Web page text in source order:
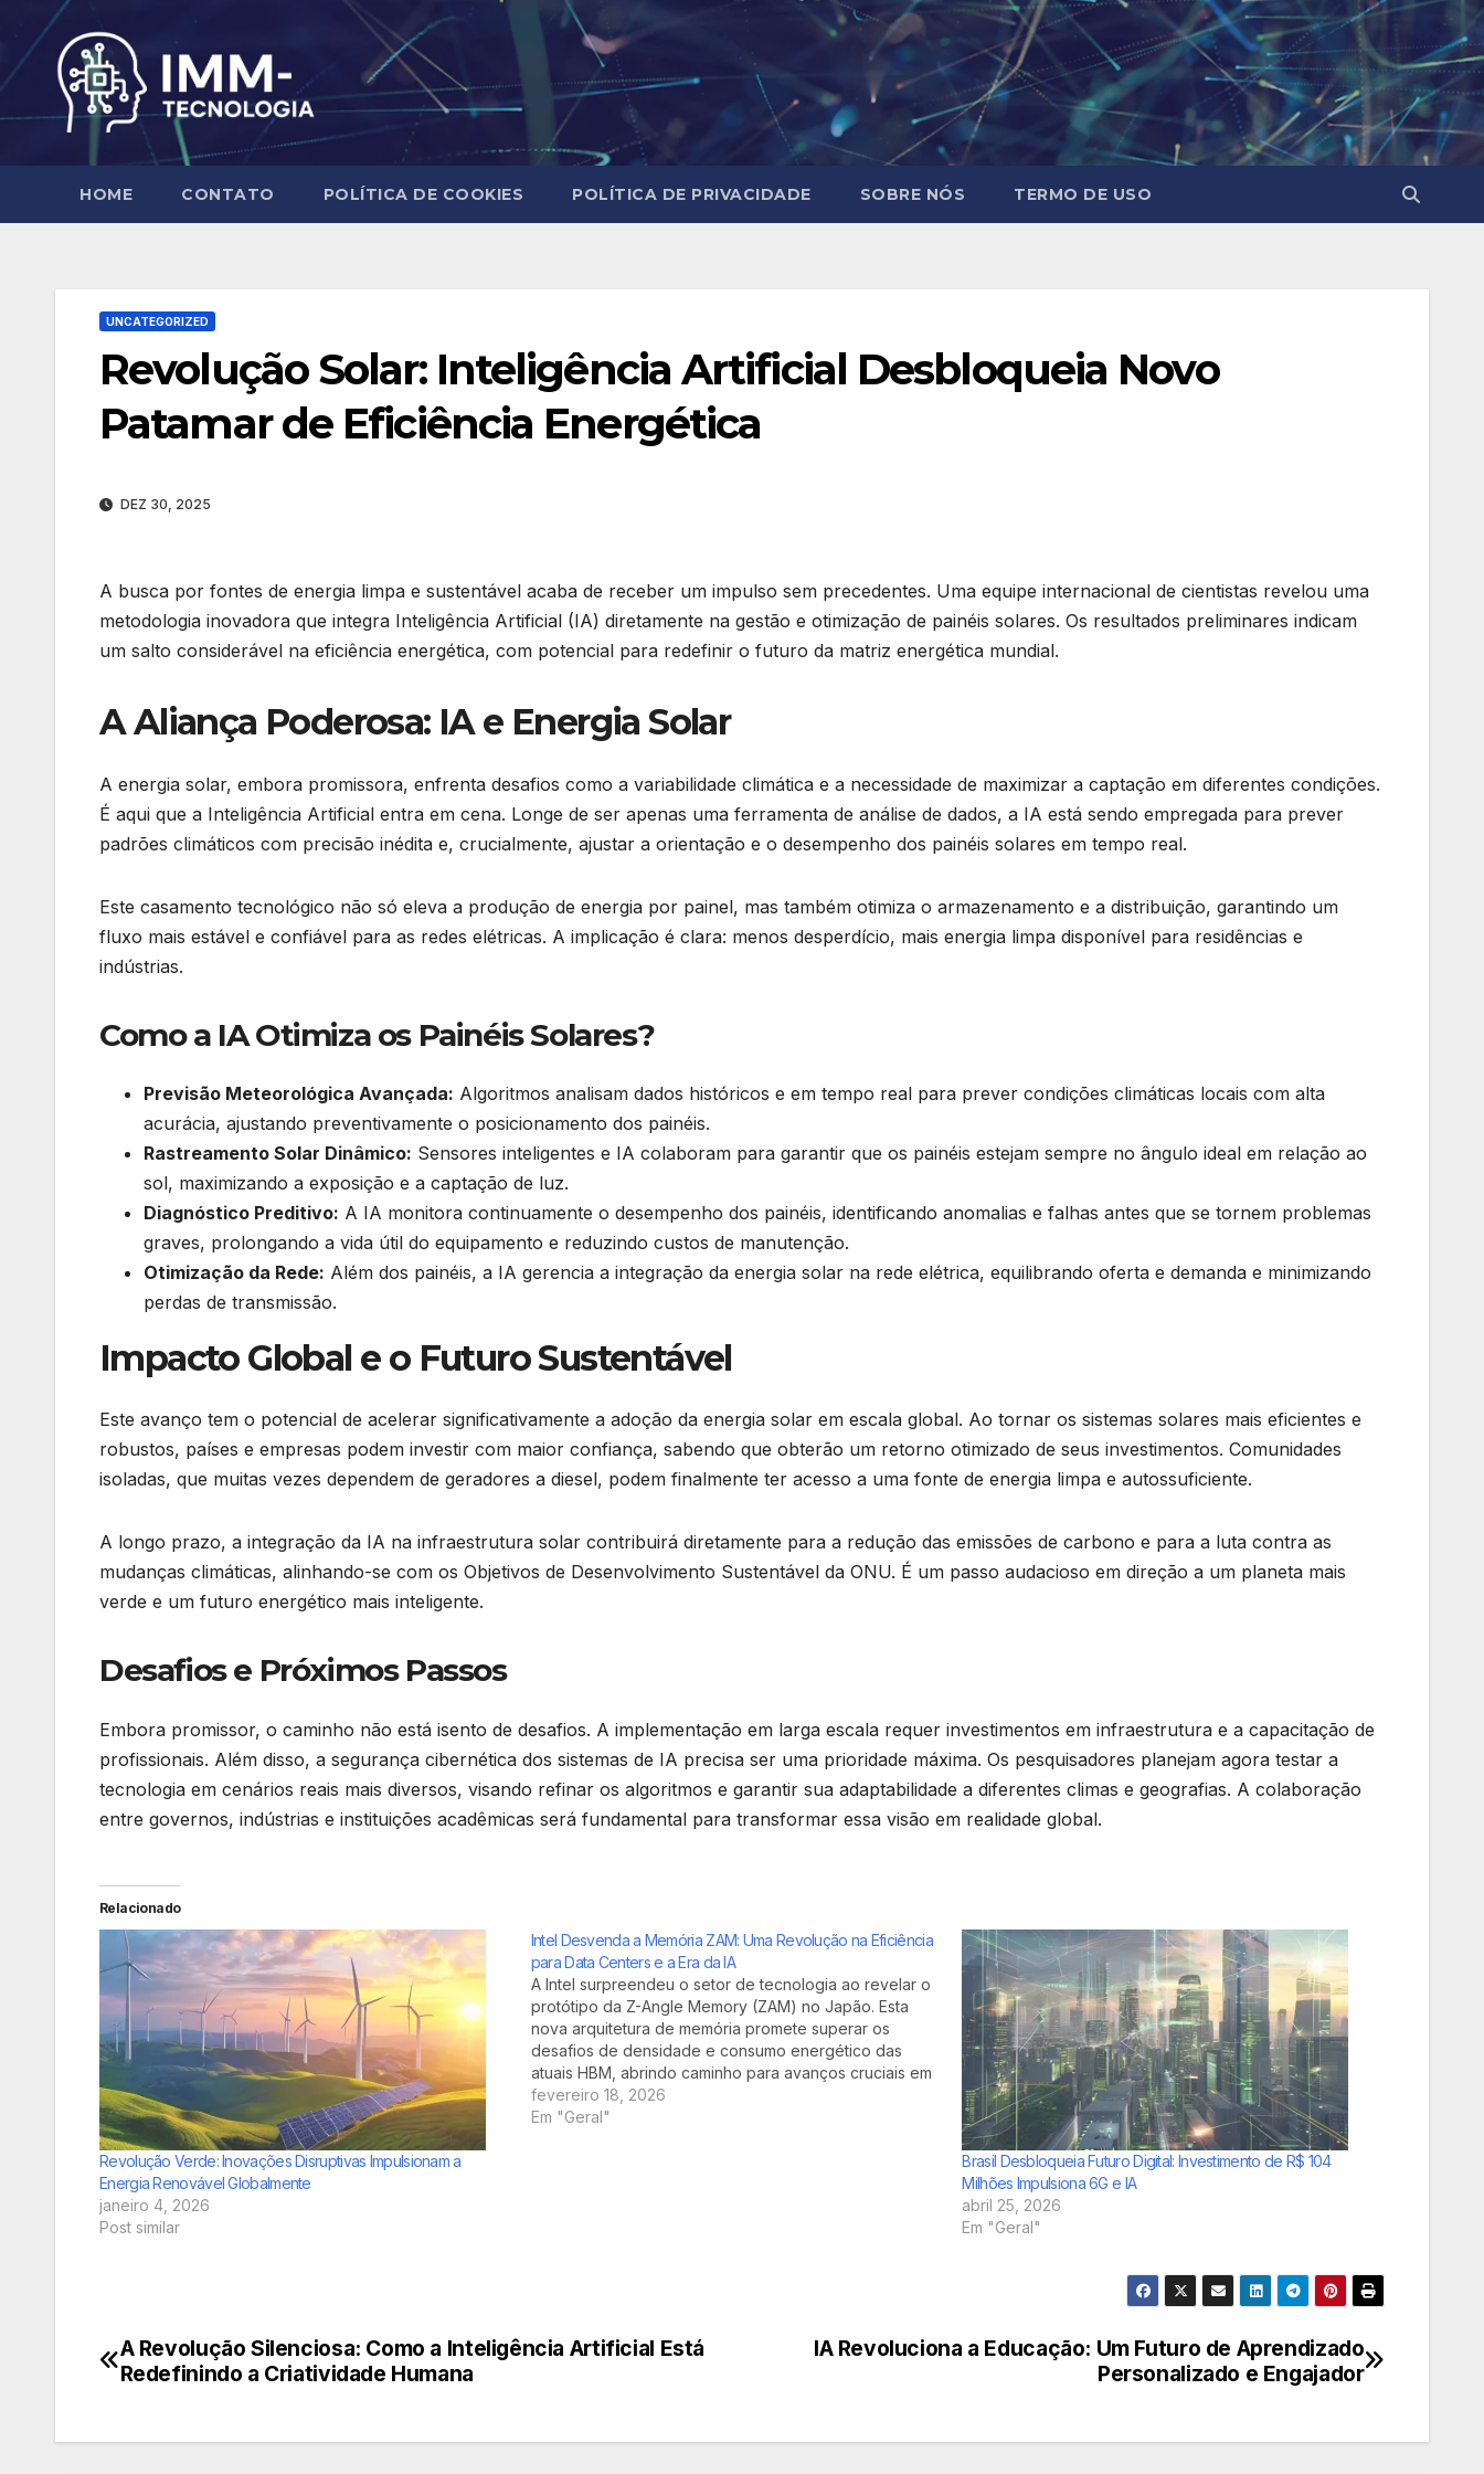
content
HOME CONTATO POLÍTICA DE COOKIES POLÍTICA DE PRIVACIDADE SOBRE NÓS TERMO DE USO
UNCATEGORIZED
Revolução Solar: Inteligência Artificial Desbloqueia Novo
Patamar de Eficiência Energética
DEZ 30, 2025
A busca por fontes de energia limpa e sustentável acaba de receber um impulso sem precedentes. Uma equipe internacional de cientistas revelou uma
metodologia inovadora que integra Inteligência Artificial (IA) diretamente na gestão e otimização de painéis solares. Os resultados preliminares indicam
um salto considerável na eficiência energética, com potencial para redefinir o futuro da matriz energética mundial.
A Aliança Poderosa: IA e Energia Solar
A energia solar, embora promissora, enfrenta desafios como a variabilidade climática e a necessidade de maximizar a captação em diferentes condições.
É aqui que a Inteligência Artificial entra em cena. Longe de ser apenas uma ferramenta de análise de dados, a IA está sendo empregada para prever
padrões climáticos com precisão inédita e, crucialmente, ajustar a orientação e o desempenho dos painéis solares em tempo real.
Este casamento tecnológico não só eleva a produção de energia por painel, mas também otimiza o armazenamento e a distribuição, garantindo um
fluxo mais estável e confiável para as redes elétricas. A implicação é clara: menos desperdício, mais energia limpa disponível para residências e
indústrias.
Como a IA Otimiza os Painéis Solares?
Previsão Meteorológica Avançada: Algoritmos analisam dados históricos e em tempo real para prever condições climáticas locais com alta
acurácia, ajustando preventivamente o posicionamento dos painéis.
Rastreamento Solar Dinâmico: Sensores inteligentes e IA colaboram para garantir que os painéis estejam sempre no ângulo ideal em relação ao
sol, maximizando a exposição e a captação de luz.
Diagnóstico Preditivo: A IA monitora continuamente o desempenho dos painéis, identificando anomalias e falhas antes que se tornem problemas
graves, prolongando a vida útil do equipamento e reduzindo custos de manutenção.
Otimização da Rede: Além dos painéis, a IA gerencia a integração da energia solar na rede elétrica, equilibrando oferta e demanda e minimizando
perdas de transmissão.
Impacto Global e o Futuro Sustentável
Este avanço tem o potencial de acelerar significativamente a adoção da energia solar em escala global. Ao tornar os sistemas solares mais eficientes e
robustos, países e empresas podem investir com maior confiança, sabendo que obterão um retorno otimizado de seus investimentos. Comunidades
isoladas, que muitas vezes dependem de geradores a diesel, podem finalmente ter acesso a uma fonte de energia limpa e autossuficiente.
A longo prazo, a integração da IA na infraestrutura solar contribuirá diretamente para a redução das emissões de carbono e para a luta contra as
mudanças climáticas, alinhando-se com os Objetivos de Desenvolvimento Sustentável da ONU. É um passo audacioso em direção a um planeta mais
verde e um futuro energético mais inteligente.
Desafios e Próximos Passos
Embora promissor, o caminho não está isento de desafios. A implementação em larga escala requer investimentos em infraestrutura e a capacitação de
profissionais. Além disso, a segurança cibernética dos sistemas de IA precisa ser uma prioridade máxima. Os pesquisadores planejam agora testar a
tecnologia em cenários reais mais diversos, visando refinar os algoritmos e garantir sua adaptabilidade a diferentes climas e geografias. A colaboração
entre governos, indústrias e instituições acadêmicas será fundamental para transformar essa visão em realidade global.
Relacionado
Revolução Verde: Inovações Disruptivas Impulsionam a
Energia Renovável Globalmente
janeiro 4, 2026
Post similar
Intel Desvenda a Memória ZAM: Uma Revolução na Eficiência
para Data Centers e a Era da IA
A Intel surpreendeu o setor de tecnologia ao revelar o
protótipo da Z-Angle Memory (ZAM) no Japão. Esta
nova arquitetura de memória promete superar os
desafios de densidade e consumo energético das
atuais HBM, abrindo caminho para avanços cruciais em
data centers, inteligência artificial e computação de alta
performance. Desenvolvida…
fevereiro 18, 2026
Em "Geral"
Brasil Desbloqueia Futuro Digital: Investimento de R$ 104
Milhões Impulsiona 6G e IA
abril 25, 2026
Em "Geral"
Navegação
Post
IA Revoluciona a Educação: Um Futuro de Aprendizado
Personalizado e Engajador
A Revolução Silenciosa: Como a Inteligência Artificial Está
Redefinindo a Criatividade Humana